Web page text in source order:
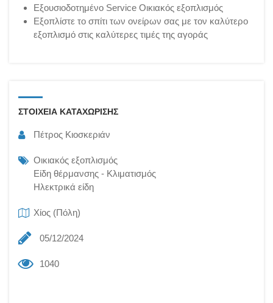
Εξουσιοδοτημένο Service Οικιακός εξοπλισμός
Εξοπλίστε το σπίτι των ονείρων σας με τον καλύτερο
εξοπλισμό στις καλύτερες τιμές της αγοράς
ΣΤΟΙΧΕΙΑ ΚΑΤΑΧΩΡΙΣΗΣ
Πέτρος Κιοσκεριάν
Οικιακός εξοπλισμός
Είδη θέρμανσης - Κλιματισμός
Ηλεκτρικά είδη
Χίος (Πόλη)
05/12/2024
1040